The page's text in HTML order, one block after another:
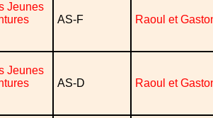
Jeunes
AS-F Raoul et
Jeunes
AS-D Raoul et